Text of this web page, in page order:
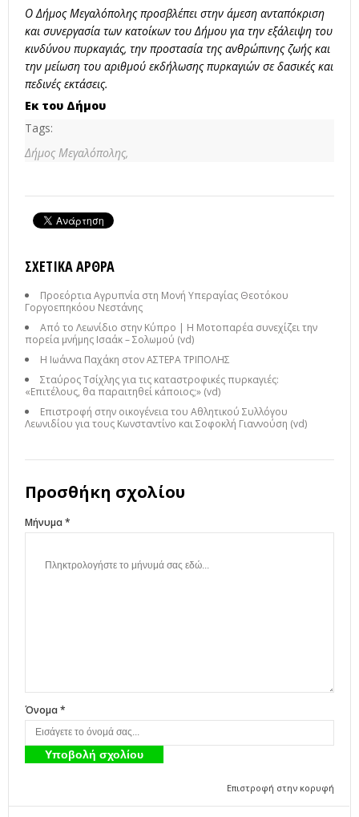
Ο Δήμος Μεγαλόπολης προσβλέπει στην άμεση ανταπόκριση
και συνεργασία των κατοίκων του Δήμου για την εξάλειψη του
κινδύνου πυρκαγιάς, την προστασία της ανθρώπινης ζωής και
την μείωση του αριθμού εκδήλωσης πυρκαγιών σε δασικές και
πεδινές εκτάσεις.
Εκ του Δήμου
Tags:
Δήμος Μεγαλόπολης,
ΣΧΕΤΙΚΆ ΆΡΘΡΑ
Προεόρτια Αγρυπνία στη Μονή Υπεραγίας Θεοτόκου
Γοργοεπηκόου Νεστάνης
Από το Λεωνίδιο στην Κύπρο | Η Μοτοπαρέα συνεχίζει την
πορεία μνήμης Ισαάκ – Σολωμού (vd)
Η Ιωάννα Παχάκη στον ΑΣΤΕΡΑ ΤΡΙΠΟΛΗΣ
Σταύρος Τσίχλης για τις καταστροφικές πυρκαγιές:
«Επιτέλους, θα παραιτηθεί κάποιος;» (vd)
Επιστροφή στην οικογένεια του Αθλητικού Συλλόγου
Λεωνιδίου για τους Κωνσταντίνο και Σοφοκλή Γιαννούση (vd)
Προσθήκη σχολίου
Μήνυμα *
Όνομα *
Επιστροφή στην κορυφή